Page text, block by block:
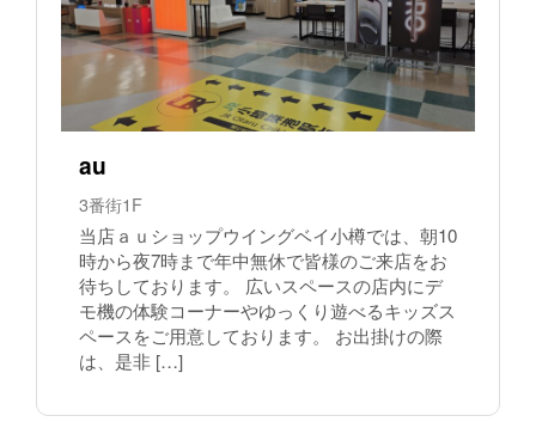
au
3番街1F
当店ａｕショップウイングベイ小樽では、朝10
時から夜7時まで年中無休で皆様のご来店をお
待ちしております。 広いスペースの店内にデ
モ機の体験コーナーやゆっくり遊べるキッズス
ペースをご用意しております。 お出掛けの際
は、是非 […]